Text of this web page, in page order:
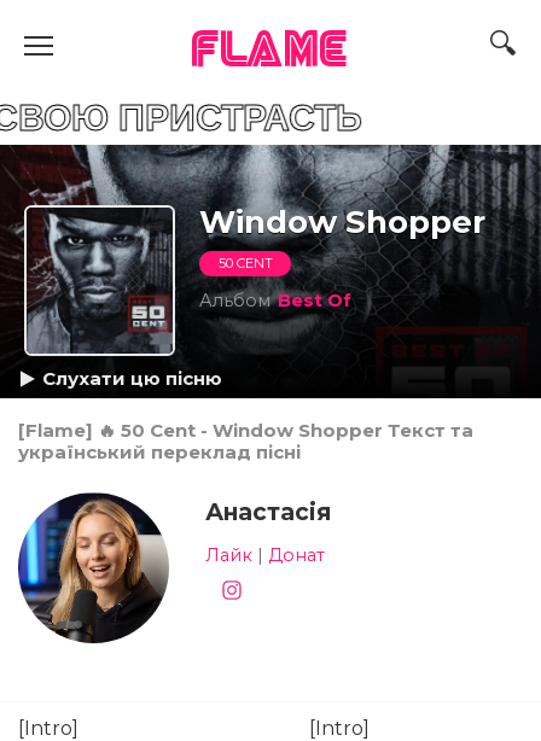
FLAME
Window Shopper
50 CENT
АльбомBest Of
Слухати цю пісню
[Flame] 🔥 50 Cent - Window Shopper Текст та
український переклад пісні
Анастасія
Лайк | Донат
[Intro] [Intro]